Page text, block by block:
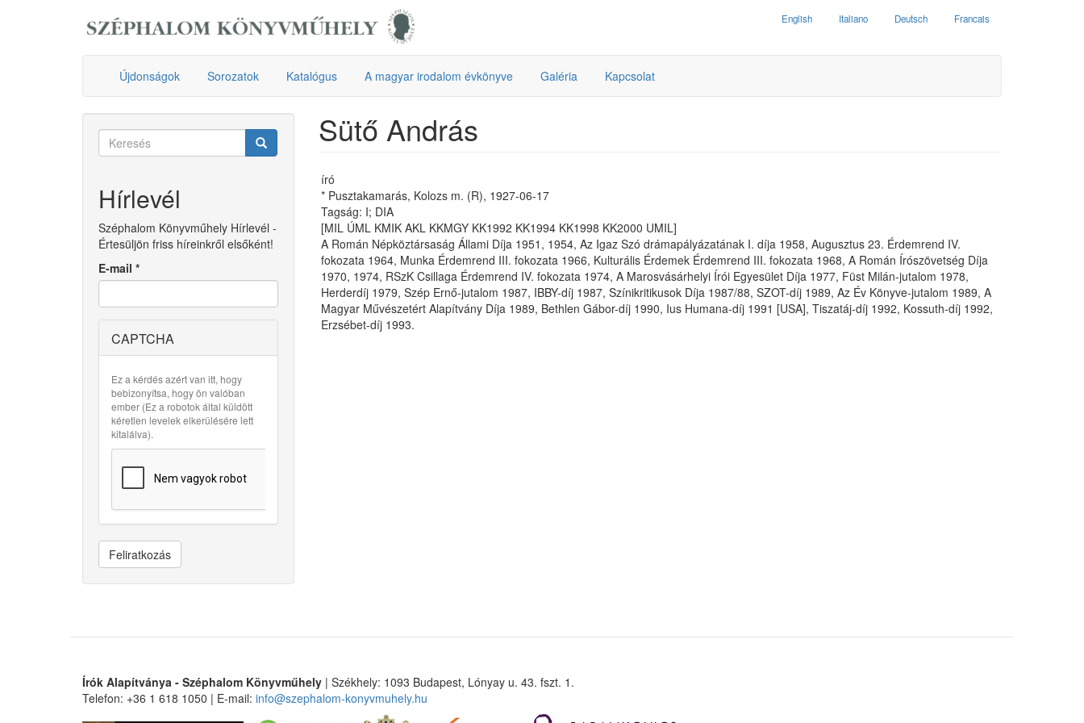
English Italiano Deutsch Francais
Újdonságok Sorozatok Katalógus A magyar irodalom évkönyve Galéria Kapcsolat
Keresés
Hírlevél
Széphalom Könyvműhely Hírlevél -
Értesüljön friss híreinkről elsőként!
E-mail *
CAPTCHA
Ez a kérdés azért van itt, hogy
bebizonyítsa, hogy ön valóban
ember (Ez a robotok által küldött
kéretlen levelek elkerülésére lett
kitalálva).
Feliratkozás
Sütő András
író
* Pusztakamarás, Kolozs m. (R), 1927-06-17
Tagság: I; DIA
[MIL ÚML KMIK AKL KKMGY KK1992 KK1994 KK1998 KK2000 UMIL]
A Román Népköztársaság Állami Díja 1951, 1954, Az Igaz Szó drámapályázatának I. díja 1958, Augusztus 23. Érdemrend IV.
fokozata 1964, Munka Érdemrend III. fokozata 1966, Kulturális Érdemek Érdemrend III. fokozata 1968, A Román Írószövetség Díja
1970, 1974, RSzK Csillaga Érdemrend IV. fokozata 1974, A Marosvásárhelyi Írói Egyesület Díja 1977, Füst Milán-jutalom 1978,
Herderdíj 1979, Szép Ernő-jutalom 1987, IBBY-díj 1987, Színikritikusok Díja 1987/88, SZOT-díj 1989, Az Év Könyve-jutalom 1989, A
Magyar Művészetért Alapítvány Díja 1989, Bethlen Gábor-díj 1990, Ius Humana-díj 1991 [USA], Tiszatáj-díj 1992, Kossuth-díj 1992,
Erzsébet-díj 1993.
Írók Alapítványa - Széphalom Könyvműhely | Székhely: 1093 Budapest, Lónyay u. 43. fszt. 1.
Telefon: +36 1 618 1050 | E-mail: info@szephalom-konyvmuhely.hu